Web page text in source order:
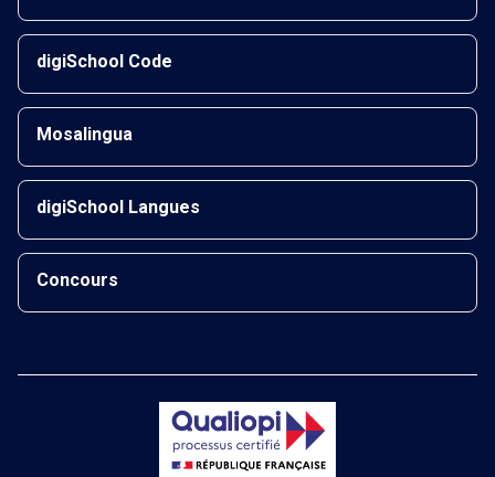
digiSchool Code
Mosalingua
digiSchool Langues
Concours